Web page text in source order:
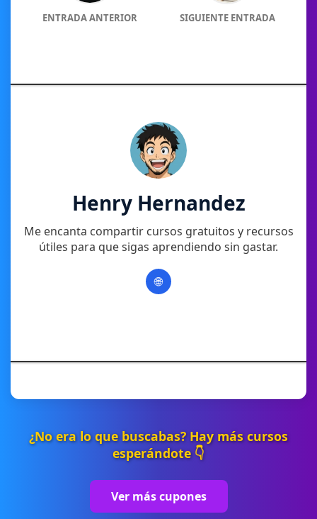
ENTRADA ANTERIOR SIGUIENTE ENTRADA
Henry Hernandez
Me encanta compartir cursos gratuitos y recursos
útiles para que sigas aprendiendo sin gastar.
🌐
¿No era lo que buscabas? Hay más cursos
esperándote 👇
Ver más cupones